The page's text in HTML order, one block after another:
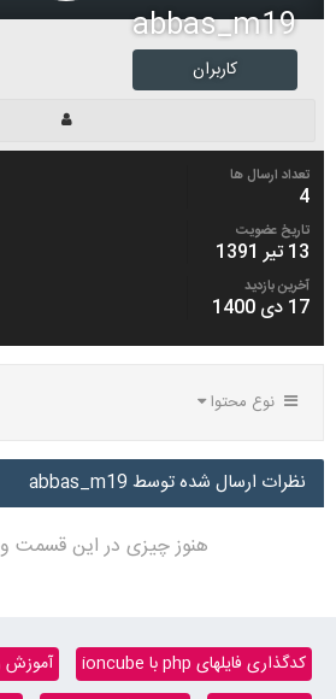
abbas_m19
کاربران
تعداد ارسال ها
4
تاریخ عضویت
13 تیر 1391
آخرین بازدید
17 دی 1400
نوع محتوا
نظرات ارسال شده توسط abbas_m19
هنوز چیزی در این قسمت
کدگذاری فایلهای php با ioncube آموزش